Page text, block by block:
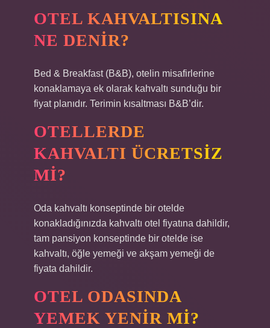
OTEL KAHVALTISINA
NE DENIR?
Bed & Breakfast (B&B), otelin misafirlerine
konaklamaya ek olarak kahvaltı sunduğu bir
fiyat planıdır. Terimin kısaltması B&B’dir.
OTELLERDE
KAHVALTI ÜCRETSIZ
MI?
Oda kahvaltı konseptinde bir otelde
konakladığınızda kahvaltı otel fiyatına dahildir,
tam pansiyon konseptinde bir otelde ise
kahvaltı, öğle yemeği ve akşam yemeği de
fiyata dahildir.
OTEL ODASINDA
YEMEK YENIR MI?